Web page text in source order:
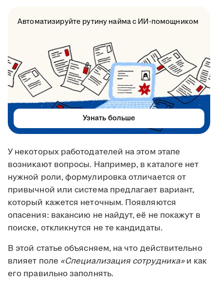
У некоторых работодателей на этом этапе
возникают вопросы. Например, в каталоге нет
нужной роли, формулировка отличается от
привычной или система предлагает вариант,
который кажется неточным. Появляются
опасения: вакансию не найдут, её не покажут в
поиске, откликнутся не те кандидаты.
В этой статье объясняем, на что действительно
влияет поле «Специализация сотрудника»и как
его правильно заполнять.
Автоматизируйте рутину найма с ИИ-помощником
Узнать больше